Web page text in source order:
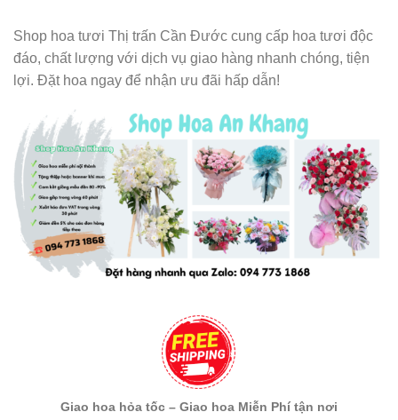
Shop hoa tươi Thị trấn Cần Đước cung cấp hoa tươi độc
đáo, chất lượng với dịch vụ giao hàng nhanh chóng, tiện
lợi. Đặt hoa ngay để nhận ưu đãi hấp dẫn!
Giao hoa hỏa tốc – Giao hoa Miễn Phí tận nơi